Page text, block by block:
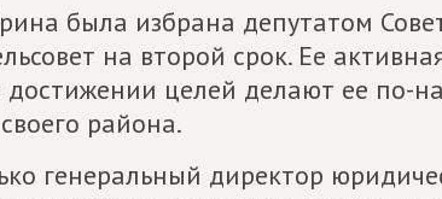
была избрана депутатом
на второй срок. Ее
достижении целей делают ее по-
района.
генеральный директор